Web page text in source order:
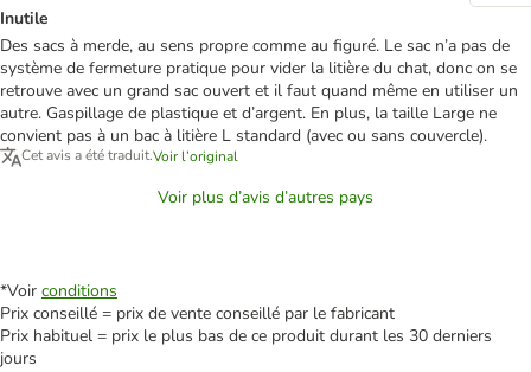
Inutile
Des sacs à merde, au sens propre comme au figuré. Le sac n’a pas de
système de fermeture pratique pour vider la litière du chat, donc on se
retrouve avec un grand sac ouvert et il faut quand même en utiliser un
autre. Gaspillage de plastique et d’argent. En plus, la taille Large ne
convient pas à un bac à litière L standard (avec ou sans couvercle).
Cet avis a été traduit.Voir l’original
Voir plus d’avis d’autres pays
*Voir conditions
Prix conseillé = prix de vente conseillé par le fabricant
Prix habituel = prix le plus bas de ce produit durant les 30 derniers
jours